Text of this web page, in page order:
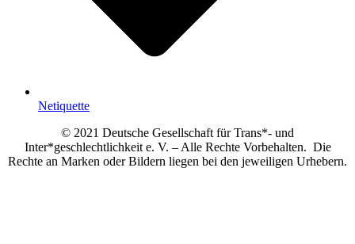
Netiquette
© 2021 Deutsche Gesellschaft für Trans*- und
Inter*geschlechtlichkeit e. V. – Alle Rechte Vorbehalten. Die
Rechte an Marken oder Bildern liegen bei den jeweiligen Urhebern.